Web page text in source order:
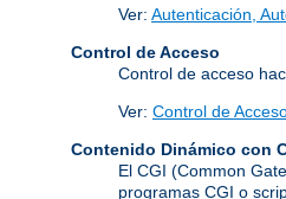
Ver: Autenticación,
Control de Acceso
Control de acceso
Ver: Control de
Contenido Dinámico con
El CGI (Common
programas CGI o